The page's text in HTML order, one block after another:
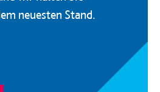
neuesten Stand.